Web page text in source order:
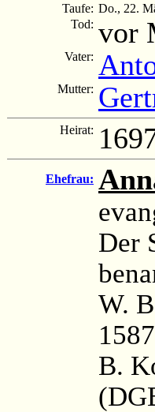
Taufe: Do., 22.
Tod: vor
Vater:
Mutter:
Heirat:
Ehefrau:
Der
W.
B.